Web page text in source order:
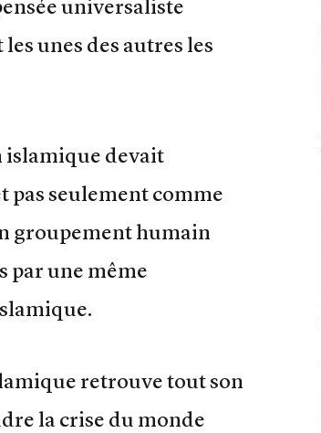
universaliste
unes des autres les
islamique devait
pas seulement comme
groupement humain
par une même
retrouve tout son
la crise du monde